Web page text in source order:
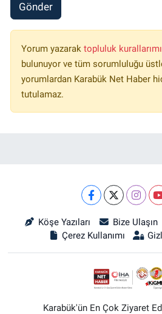
Gönder
Yorum yazarak topluluk
bulunuyor ve tüm sorumluluğu
yorumlardan Karabük Net Haber
tutulamaz.
Köşe Yazıları Bize Ulaşın
Çerez Kullanımı
Karabük'ün En Çok Ziyaret